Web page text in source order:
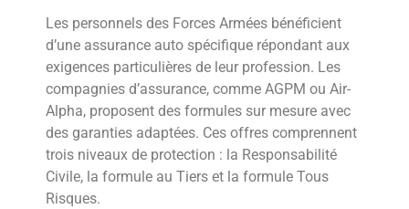
Les personnels des Forces Armées bénéficient
d’une assurance auto spécifique répondant aux
exigences particulières de leur profession. Les
compagnies d’assurance, comme AGPM ou Air-
Alpha, proposent des formules sur mesure avec
des garanties adaptées. Ces offres comprennent
trois niveaux de protection : la Responsabilité
Civile, la formule au Tiers et la formule Tous
Risques.